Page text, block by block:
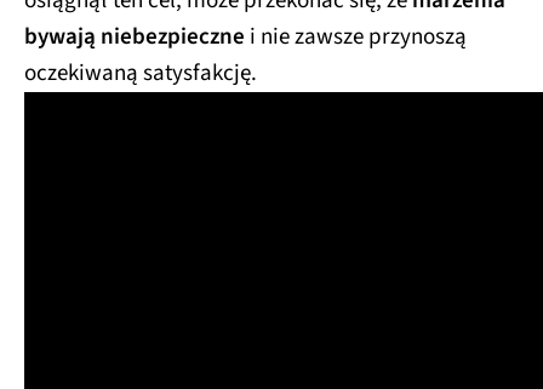
bywają niebezpieczne i nie zawsze przynoszą
oczekiwaną satysfakcję.